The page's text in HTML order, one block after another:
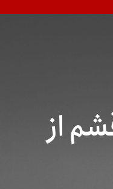
از